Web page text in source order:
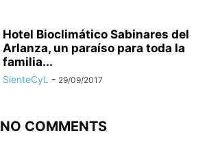
Hotel Bioclimático Sabinares del
Arlanza, un paraíso para toda la
familia...
SienteCyL - 29/09/2017
NO COMMENTS